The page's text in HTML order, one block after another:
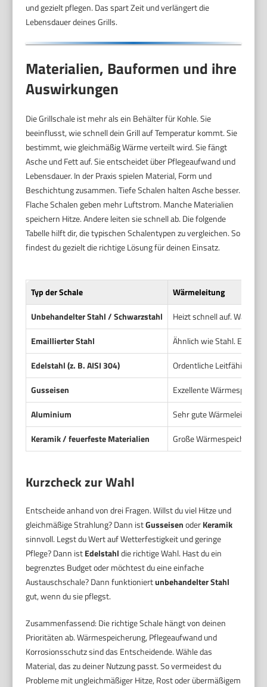
und gezielt pflegen. Das spart Zeit und verlängert die
Lebensdauer deines Grills.
Materialien, Bauformen und ihre
Auswirkungen
Die Grillschale ist mehr als ein Behälter für Kohle. Sie
beeinflusst, wie schnell dein Grill auf Temperatur kommt. Sie
bestimmt, wie gleichmäßig Wärme verteilt wird. Sie fängt
Asche und Fett auf. Sie entscheidet über Pflegeaufwand und
Lebensdauer. In der Praxis spielen Material, Form und
Beschichtung zusammen. Tiefe Schalen halten Asche besser.
Flache Schalen geben mehr Luftstrom. Manche Materialien
speichern Hitze. Andere leiten sie schnell ab. Die folgende
Tabelle hilft dir, die typischen Schalentypen zu vergleichen. So
findest du gezielt die richtige Lösung für deinen Einsatz.
Typ der Schale
Wärmeleitung
Unbehandelter Stahl / Schwarzstahl
Heizt schnell auf. Wärme
Emaillierter Stahl
Ähnlich wie Stahl.
Edelstahl (z. B. AISI 304)
Ordentliche Leitfähigkeit.
Gusseisen
Exzellente
Aluminium
Sehr gute Wärmeleitung.
Keramik / feuerfeste Materialien
Große
Kurzcheck zur Wahl
Entscheide anhand von drei Fragen. Willst du viel Hitze und
gleichmäßige Strahlung? Dann istGusseisenoderKeramik
sinnvoll. Legst du Wert auf Wetterfestigkeit und geringe
Pflege? Dann istEdelstahldie richtige Wahl. Hast du ein
begrenztes Budget oder möchtest du eine einfache
Austauschschale? Dann funktioniertunbehandelter Stahl
gut, wenn du sie pflegst.
Zusammenfassend: Die richtige Schale hängt von deinen
Prioritäten ab. Wärmespeicherung, Pflegeaufwand und
Korrosionsschutz sind das Entscheidende. Wähle das
Material, das zu deiner Nutzung passt. So vermeidest du
Probleme mit ungleichmäßiger Hitze, Rost oder übermäßigem